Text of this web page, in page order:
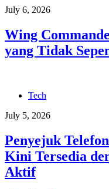
July 6, 2026
Wing
yang Tidak
Tech
July 5, 2026
Penyejuk
Kini Tersedia
Aktif